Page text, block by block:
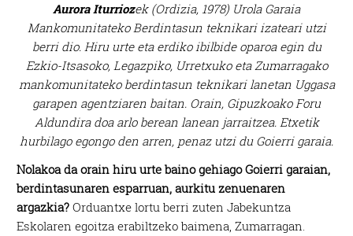
Aurora Iturriozek (Ordizia, 1978) Urola Garaia
Mankomunitateko Berdintasun teknikari izateari utzi
berri dio. Hiru urte eta erdiko ibilbide oparoa egin du
Ezkio-Itsasoko, Legazpiko, Urretxuko eta Zumarragako
mankomunitateko berdintasun teknikari lanetan Uggasa
garapen agentziaren baitan. Orain, Gipuzkoako Foru
Aldundira doa arlo berean lanean jarraitzea. Etxetik
hurbilago egongo den arren, penaz utzi du Goierri garaia.
Nolakoa da orain hiru urte baino gehiago Goierri garaian,
berdintasunaren esparruan, aurkitu zenuenaren
argazkia? Orduantxe lortu berri zuten Jabekuntza
Eskolaren egoitza erabiltzeko baimena, Zumarragan.